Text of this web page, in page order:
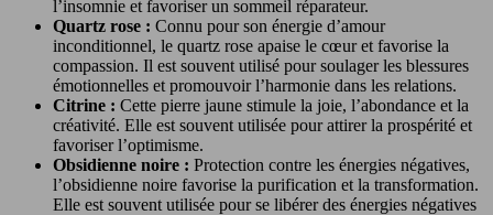
l’insomnie et favoriser un sommeil réparateur.
Quartz rose : Connu pour son énergie d’amour
inconditionnel, le quartz rose apaise le cœur et favorise la
compassion. Il est souvent utilisé pour soulager les blessures
émotionnelles et promouvoir l’harmonie dans les relations.
Citrine : Cette pierre jaune stimule la joie, l’abondance et la
créativité. Elle est souvent utilisée pour attirer la prospérité et
favoriser l’optimisme.
Obsidienne noire : Protection contre les énergies négatives,
l’obsidienne noire favorise la purification et la transformation.
Elle est souvent utilisée pour se libérer des énergies négatives